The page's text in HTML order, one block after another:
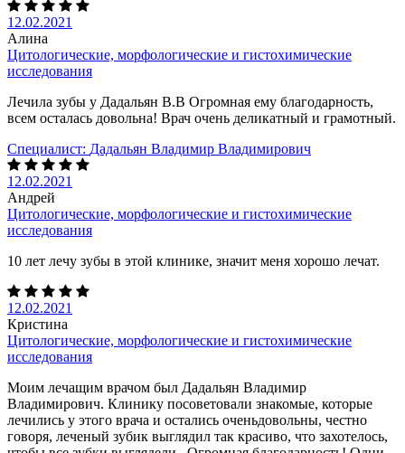
12.02.2021
Алина
Цитологические, морфологические и гистохимические
исследования
Лечила зубы у Дадальян В.В Огромная ему благодарность,
всем осталась довольна! Врач очень деликатный и грамотный.
Специалист: Дадальян Владимир Владимирович
12.02.2021
Андрей
Цитологические, морфологические и гистохимические
исследования
10 лет лечу зубы в этой клинике, значит меня хорошо лечат.
12.02.2021
Кристина
Цитологические, морфологические и гистохимические
исследования
Моим лечащим врачом был Дадальян Владимир
Владимирович. Клинику посоветовали знакомые, которые
лечились у этого врача и остались оченьдовольны, честно
говоря, леченый зубик выглядил так красиво, что захотелось,